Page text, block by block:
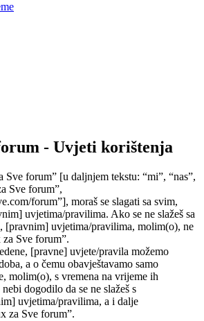
- Uvjeti korištenja
Sve forum” [u daljnjem tekstu: “mi”, “nas”,
Sve forum”,
forum”], moraš se slagati sa svim,
uvjetima/pravilima. Ako se ne slažeš sa
[pravnim] uvjetima/pravilima, molim(o), ne
Sve forum”.
[pravne] uvjete/pravila možemo
a o čemu obavještavamo samo
molim(o), s vremena na vrijeme ih
dogodilo da se ne slažeš s
uvjetima/pravilima, a i dalje
za Sve forum”.